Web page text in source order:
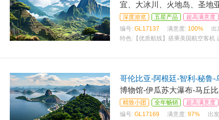
宜、大冰川、火地岛、圣地
深度游览 五星产品
超高满意度
编号: GL17137 满意度: 100%
出
特色: 【优质航线】搭乘美国航空客
哥伦比亚-阿根廷-智利-秘鲁-
博物馆-伊瓜苏大瀑布-马丘
精致小团 全年畅销
超高满意度
编号: GL17169 满意度: 97%
出